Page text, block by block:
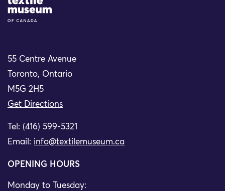
Site Logo
55 Centre Avenue
Toronto, Ontario
M5G 2H5
Get Directions
Tel: (416) 599-5321
Email: info@textilemuseum.ca
OPENING HOURS
Monday to Tuesday: